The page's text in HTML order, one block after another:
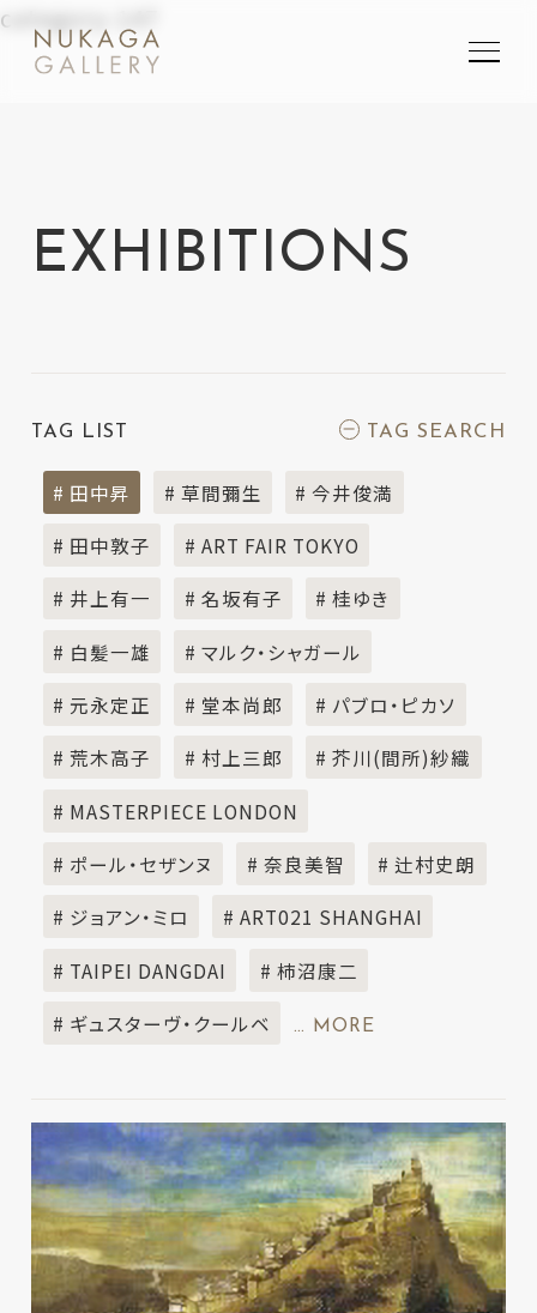
category-147
EXHIBITIONS
TAG LIST TAG SEARCH
# 田中昇 # 草間彌生 # 今井俊満
# 田中敦子 # ART FAIR TOKYO
# 井上有一 # 名坂有子 # 桂ゆき
# 白髪一雄 # マルク・シャガール
# 元永定正 # 堂本尚郎 # パブロ・ピカソ
# 荒木高子 # 村上三郎 # 芥川(間所)紗織
# MASTERPIECE LONDON
# ポール・セザンヌ # 奈良美智 # 辻村史朗
# ジョアン・ミロ # ART021 SHANGHAI
# TAIPEI DANGDAI # 柿沼康二
# ギュスターヴ・クールベ … MORE